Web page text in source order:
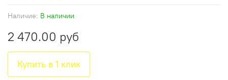
Наличие: В наличии
2 470.00 руб
Купить в 1 клик